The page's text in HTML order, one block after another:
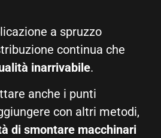
a spruzzo
continua che
inarrivabile.
anche i punti
con altri metodi,
di smontare macchinari